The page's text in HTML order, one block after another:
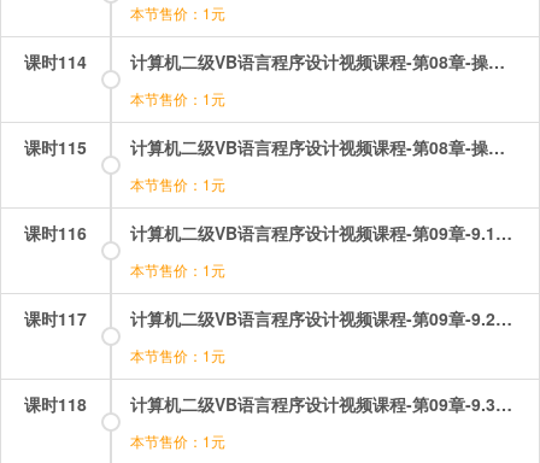
本节售价：1元
课时114 计算机二级VB语言程序设计视频课程-第08章-操作：数组的综合应用3计算运费.mp4
本节售价：1元
课时115 计算机二级VB语言程序设计视频课程-第08章-操作：数组的综合应用4各行平均值的最大最小值.mp4
本节售价：1元
课时116 计算机二级VB语言程序设计视频课程-第09章-9.1Sub过程.mp4
本节售价：1元
课时117 计算机二级VB语言程序设计视频课程-第09章-9.2Funtion过程.mp4
本节售价：1元
课时118 计算机二级VB语言程序设计视频课程-第09章-9.3参数传送.mp4
本节售价：1元